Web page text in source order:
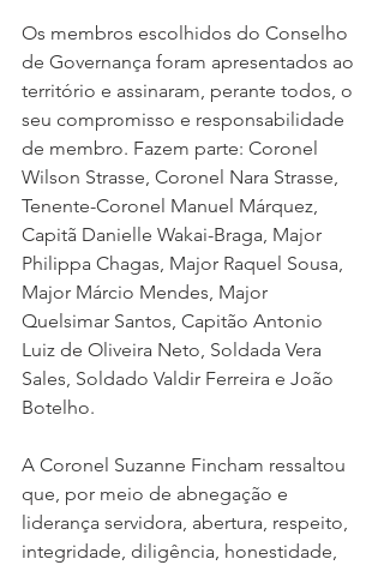
Os membros escolhidos do Conselho
de Governança foram apresentados ao
território e assinaram, perante todos, o
seu compromisso e responsabilidade
de membro. Fazem parte: Coronel
Wilson Strasse, Coronel Nara Strasse,
Tenente-Coronel Manuel Márquez,
Capitã Danielle Wakai-Braga, Major
Philippa Chagas, Major Raquel Sousa,
Major Márcio Mendes, Major
Quelsimar Santos, Capitão Antonio
Luiz de Oliveira Neto, Soldada Vera
Sales, Soldado Valdir Ferreira e João
Botelho.
A Coronel Suzanne Fincham ressaltou
que, por meio de abnegação e
liderança servidora, abertura, respeito,
integridade, diligência, honestidade,